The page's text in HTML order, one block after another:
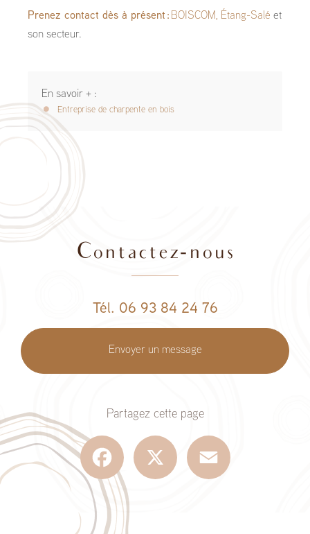
Prenez contact dès à présent : BOISCOM, Étang-Salé et
son secteur.
En savoir + :
Entreprise de charpente en bois
Contactez-nous
Tél. 06 93 84 24 76
Envoyer un message
Partagez cette page
Facebook